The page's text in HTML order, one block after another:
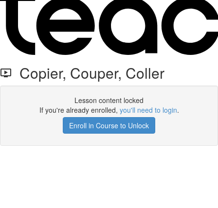
Copier, Couper, Coller
Lesson content locked
If you're already enrolled, you'll need to login.
Enroll in Course to Unlock